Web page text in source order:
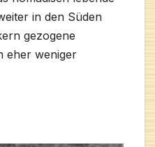
in den Süden
gezogene
eher weniger